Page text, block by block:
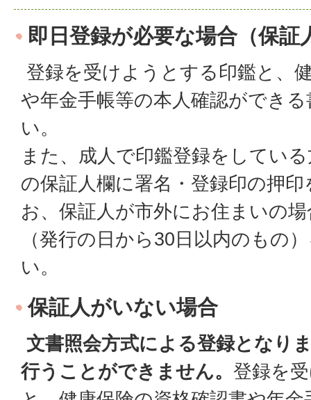
即日登録が必要な場合（保証
登録を受けようとする印鑑と、
や年金手帳等の本人確認ができ
い。
また、成人で印鑑登録をしてい
の保証人欄に署名・登録印の押
お、保証人が市外にお住まいの
（発行の日から30日以内のもの
い。
保証人がいない場合
文書照会方式による登録となり
行うことができません。 登録を